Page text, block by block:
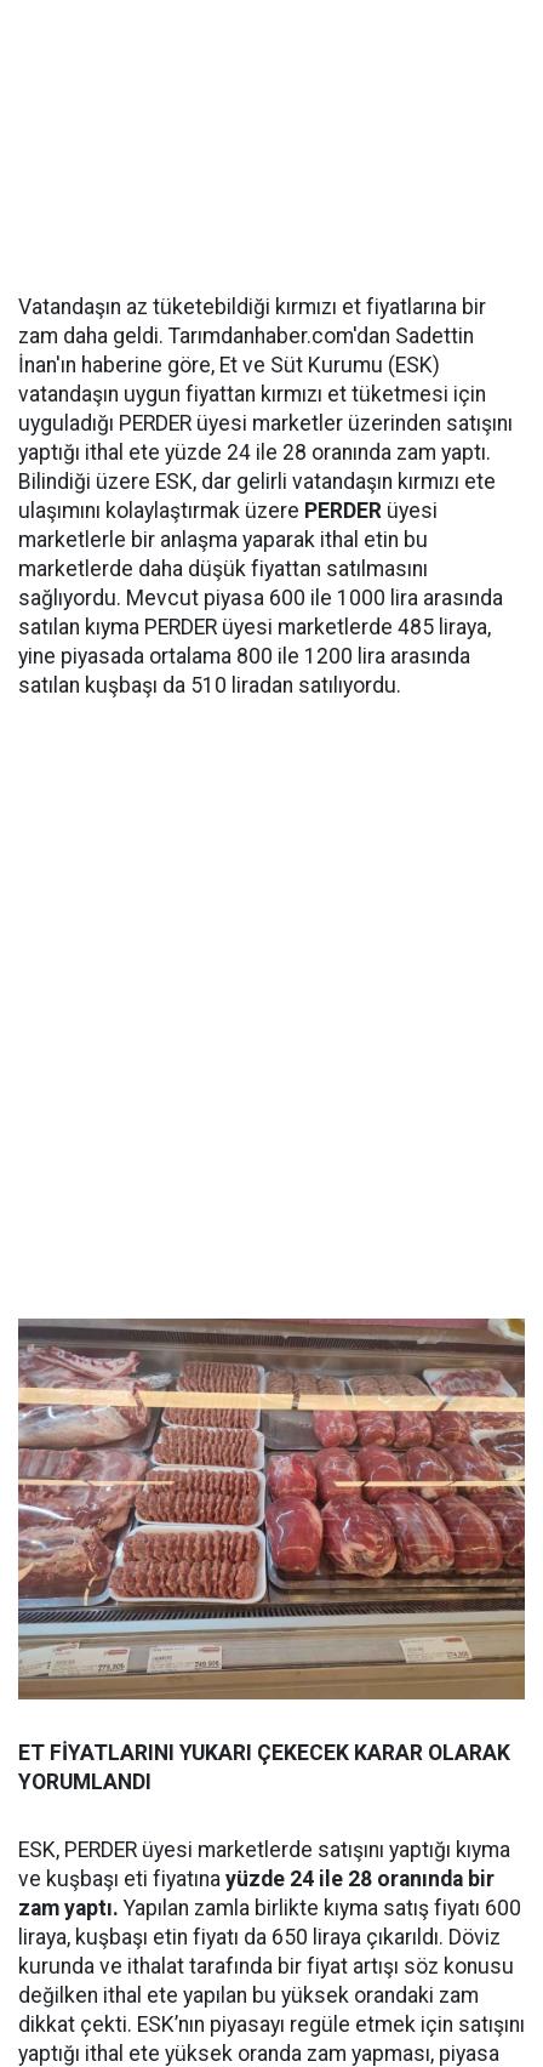
Vatandaşın az tüketebildiği kırmızı et fiyatlarına bir
zam daha geldi. Tarımdanhaber.com'dan Sadettin
İnan'ın haberine göre, Et ve Süt Kurumu (ESK)
vatandaşın uygun fiyattan kırmızı et tüketmesi için
uyguladığı PERDER üyesi marketler üzerinden satışını
yaptığı ithal ete yüzde 24 ile 28 oranında zam yaptı.
Bilindiği üzere ESK, dar gelirli vatandaşın kırmızı ete
ulaşımını kolaylaştırmak üzere PERDER üyesi
marketlerle bir anlaşma yaparak ithal etin bu
marketlerde daha düşük fiyattan satılmasını
sağlıyordu. Mevcut piyasa 600 ile 1000 lira arasında
satılan kıyma PERDER üyesi marketlerde 485 liraya,
yine piyasada ortalama 800 ile 1200 lira arasında
satılan kuşbaşı da 510 liradan satılıyordu.
ET FİYATLARINI YUKARI ÇEKECEK KARAR OLARAK
YORUMLANDI
ESK, PERDER üyesi marketlerde satışını yaptığı kıyma
ve kuşbaşı eti fiyatına yüzde 24 ile 28 oranında bir
zam yaptı. Yapılan zamla birlikte kıyma satış fiyatı 600
liraya, kuşbaşı etin fiyatı da 650 liraya çıkarıldı. Döviz
kurunda ve ithalat tarafında bir fiyat artışı söz konusu
değilken ithal ete yapılan bu yüksek orandaki zam
dikkat çekti. ESK’nın piyasayı regüle etmek için satışını
yaptığı ithal ete yüksek oranda zam yapması, piyasa